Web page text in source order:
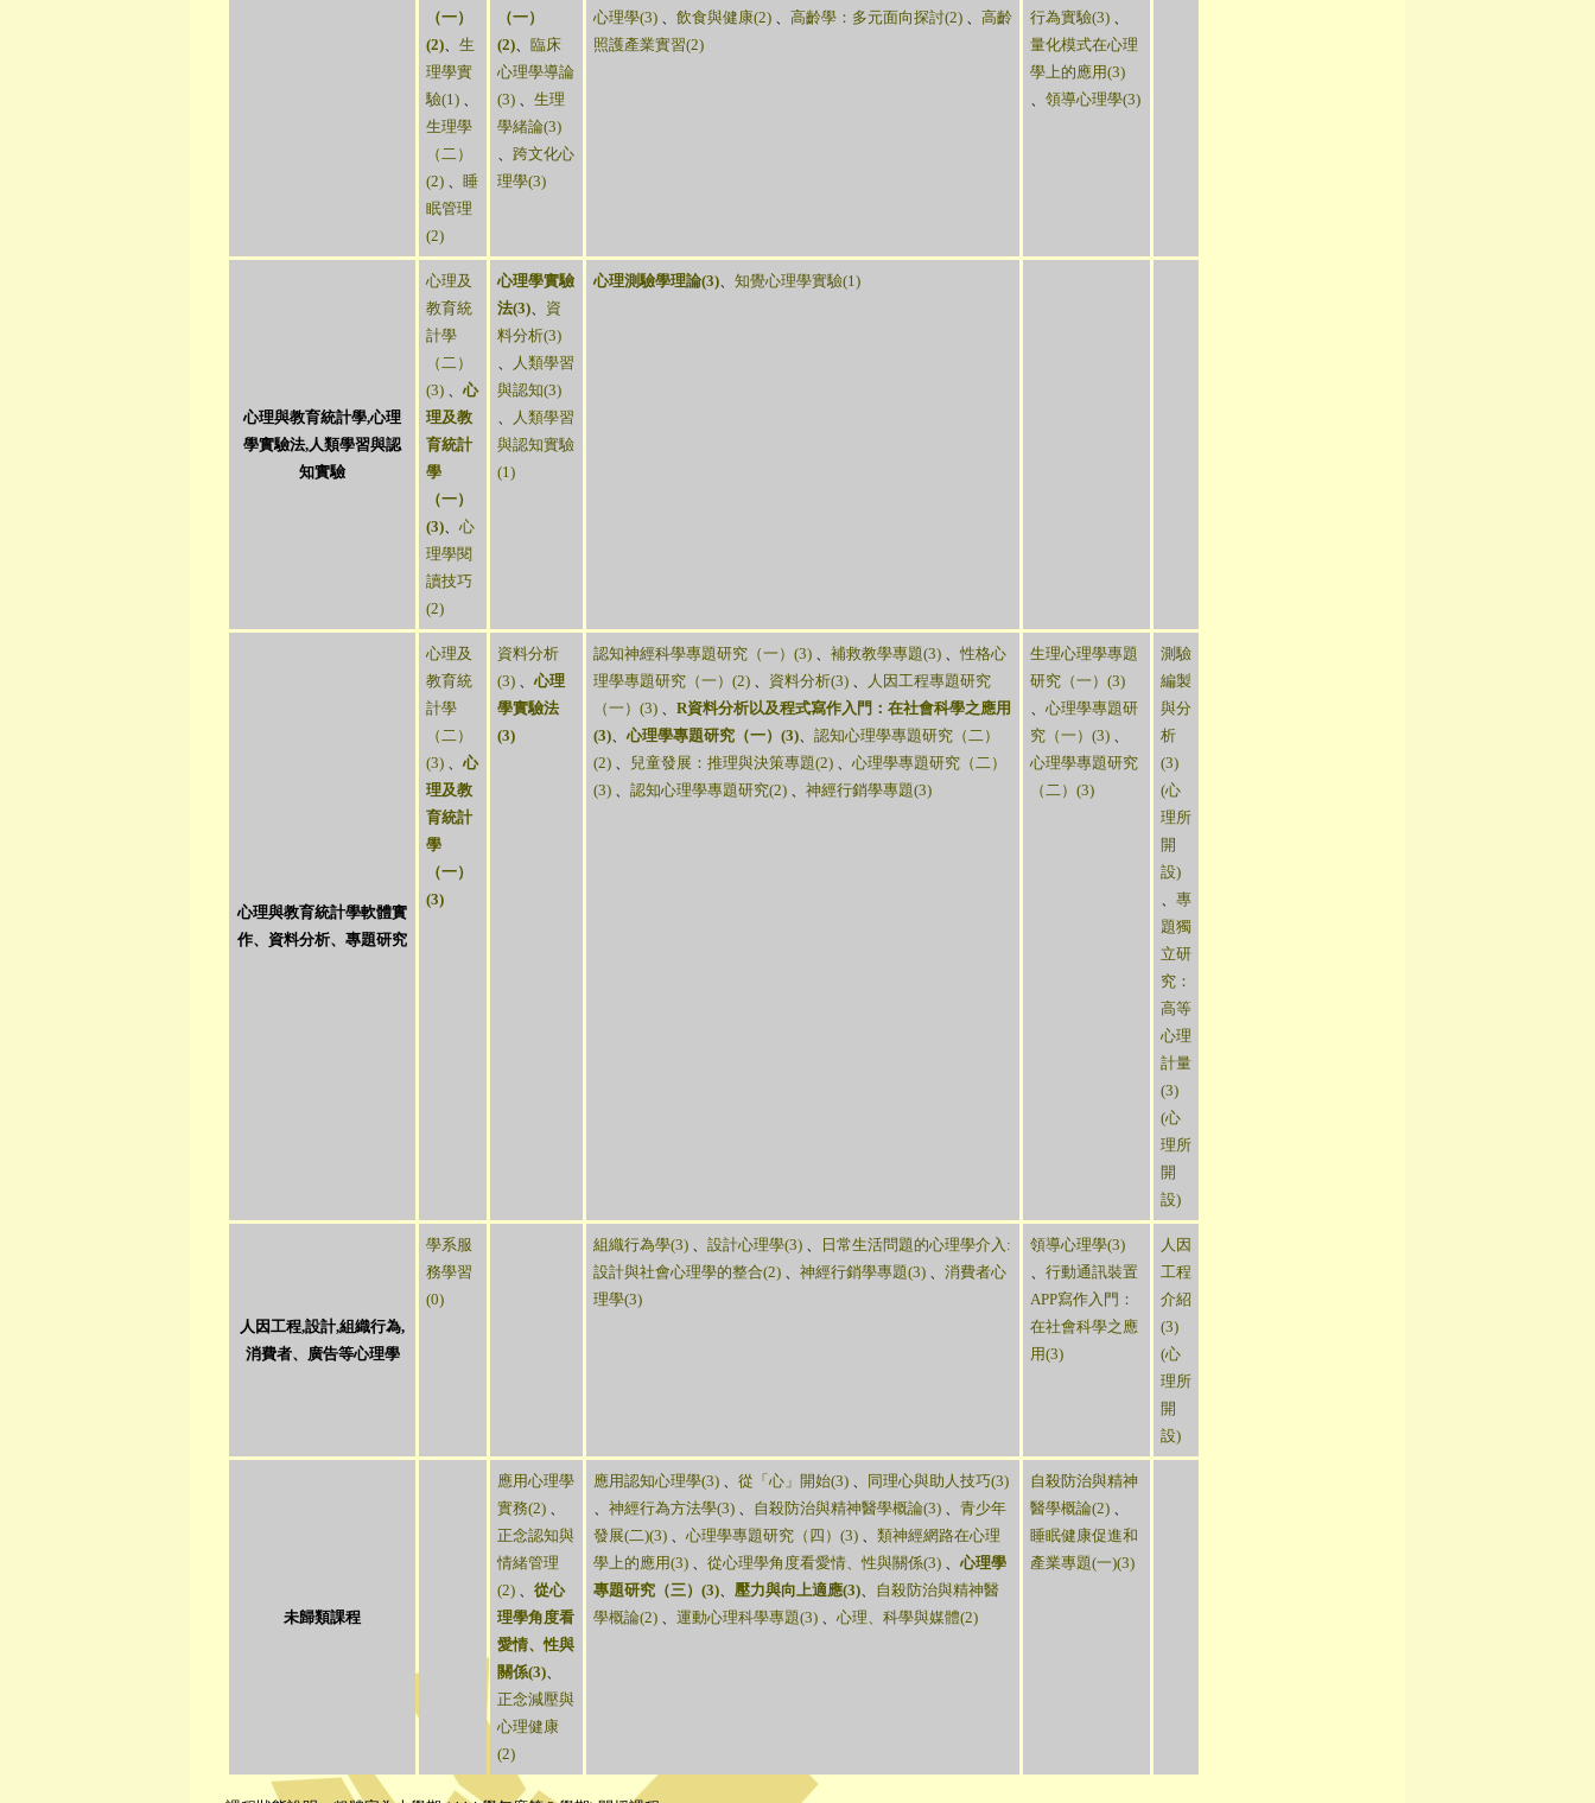
（一）
(2)、 生
理學實
驗(1) 、
生理學
（二）
(2) 、 睡
眠管理
(2)
（一）
(2)、 臨床
心理學導論
(3) 、 生理
學緒論(3)
、 跨文化心
理學(3)
心理學(3) 、 飲食與健康(2) 、 高齡學：多元面向探討(2) 、 高齡
照護產業實習(2)
行為實驗(3) 、
量化模式在心理
學上的應用(3)
、 領導心理學(3)
心理與教育統計學,心理
學實驗法,人類學習與認
知實驗
心理及
教育統
計學
（二）
(3) 、心
理及教
育統計
學
（一）
(3)、 心
理學閱
讀技巧
(2)
心理學實驗
法(3)、 資
料分析(3)
、
人類學習
與認知(3)
、
人類學習
與認知實驗
(1)
心理測驗學理論(3)、 知覺心理學實驗(1)
心理與教育統計學軟體實
作、資料分析、專題研究
心理及
教育統
計學
（二）
(3) 、心
理及教
育統計
學
（一）
(3)
資料分析
(3) 、心理
學實驗法
(3)
認知神經科學專題研究（一）(3) 、 補救教學專題(3) 、性格心
理學專題研究（一）(2) 、 資料分析(3) 、
人因工程專題研究
（一）(3) 、 R資料分析以及程式寫作入門：在社會科學之應用
(3)、心理學專題研究（一）(3)、 認知心理學專題研究（二）
(2) 、 兒童發展：推理與決策專題(2) 、 心理學專題研究（二）
(3) 、 認知心理學專題研究(2) 、 神經行銷學專題(3)
生理心理學專題
研究（一）(3)
、 心理學專題研
究（一）(3) 、
心理學專題研究
（二）(3)
測驗
編製
與分
析
(3)
(心
理所
開
設)
、 專
題獨
立研
究：
高等
心理
計量
(3)
(心
理所
開
設)
人因工程,設計,組織行為,
消費者、廣告等心理學
學系服
務學習
(0)
組織行為學(3) 、 設計心理學(3) 、
日常生活問題的心理學介入:
設計與社會心理學的整合(2) 、 神經行銷學專題(3) 、 消費者心
理學(3)
領導心理學(3)
、 行動通訊裝置
APP寫作入門：
在社會科學之應
用(3)
人因
工程
介紹
(3)
(心
理所
開
設)
未歸類課程
應用心理學
實務(2) 、
正念認知與
情緒管理
(2) 、 從心
理學角度看
愛情、性與
關係(3)、
正念減壓與
心理健康
(2)
應用認知心理學(3) 、 從「心」開始(3) 、
同理心與助人技巧(3)
、 神經行為方法學(3) 、 自殺防治與精神醫學概論(3) 、 青少年
發展(二)(3) 、 心理學專題研究（四）(3) 、 類神經網路在心理
學上的應用(3) 、 從心理學角度看愛情、性與關係(3) 、心理學
專題研究（三）(3)、 壓力與向上適應(3)、 自殺防治與精神醫
學概論(2) 、 運動心理科學專題(3) 、 心理、科學與媒體(2)
自殺防治與精神
醫學概論(2) 、
睡眠健康促進和
產業專題(一)(3)